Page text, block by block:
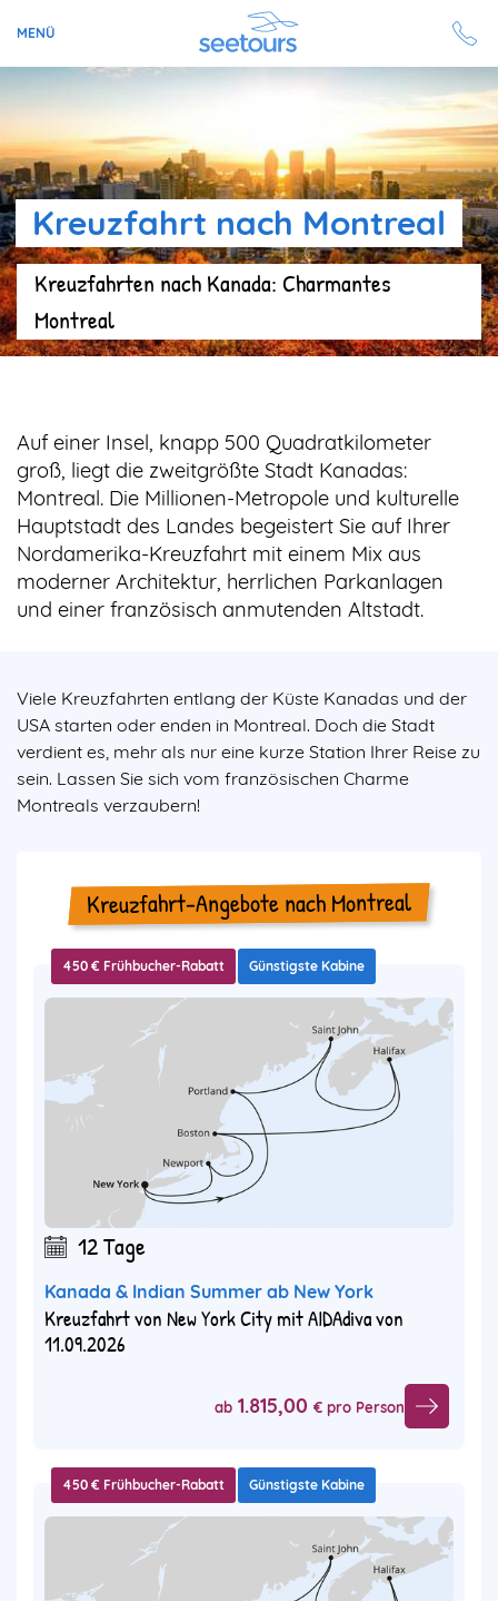
MENÜ
Ziele
Ratgeber
Schiffe
Reisesuche
Angebote
Aktuell auf seetours
Kreuzfahrt nach Montreal
Kreuzfahrten nach Kanada: Charmantes
Montreal
Auf einer Insel, knapp 500 Quadratkilometer
groß, liegt die zweitgrößte Stadt Kanadas:
Montreal. Die Millionen-Metropole und kulturelle
Hauptstadt des Landes begeistert Sie auf Ihrer
Nordamerika-Kreuzfahrt mit einem Mix aus
moderner Architektur, herrlichen Parkanlagen
und einer französisch anmutenden Altstadt.
Viele Kreuzfahrten entlang der Küste Kanadas und der
USA starten oder enden in Montreal. Doch die Stadt
verdient es, mehr als nur eine kurze Station Ihrer Reise zu
sein. Lassen Sie sich vom französischen Charme
Montreals verzaubern!
Kreuzfahrt-Angebote nach Montreal
450 € Frühbucher-Rabatt Günstigste Kabine
12 Tage
Kanada & Indian Summer ab New York
Kreuzfahrt von New York City mit AIDAdiva von
11.09.2026
ab 1.815,00 € pro Person
450 € Frühbucher-Rabatt Günstigste Kabine